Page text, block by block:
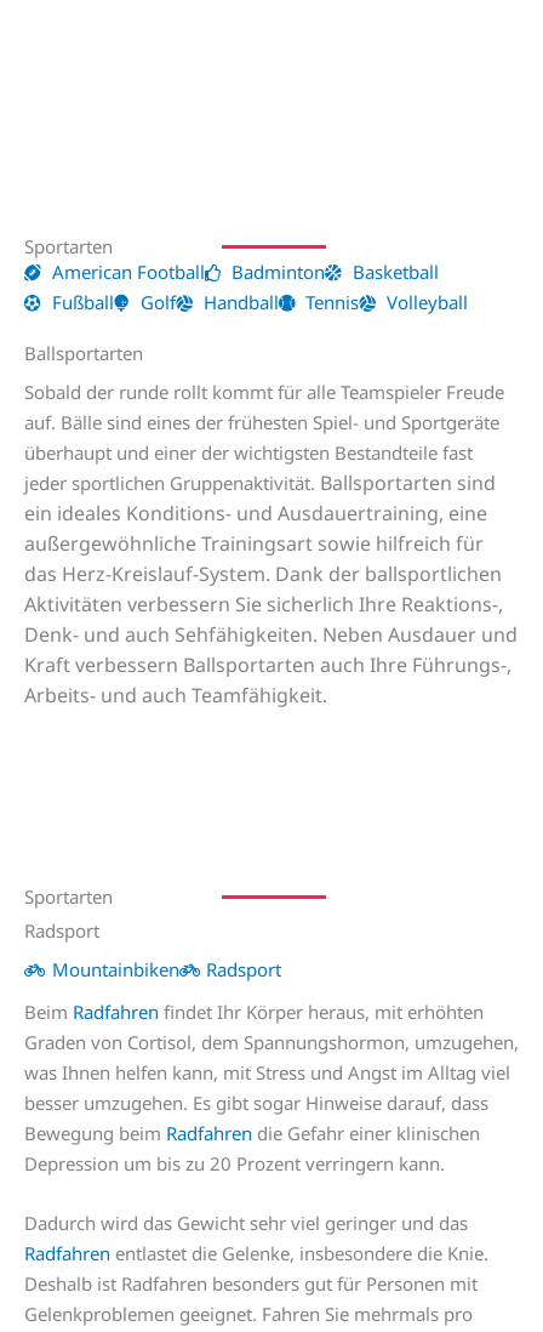
Sportarten
American Football
Badminton
Basketball
Fußball
Golf Handball Tennis Volleyball
Ballsportarten
Sobald der runde rollt kommt für alle Teamspieler Freude
auf. Bälle sind eines der frühesten Spiel- und Sportgeräte
überhaupt und einer der wichtigsten Bestandteile fast
jeder sportlichen Gruppenaktivität. Ballsportarten sind
ein ideales Konditions- und Ausdauertraining, eine
außergewöhnliche Trainingsart sowie hilfreich für
das Herz-Kreislauf-System. Dank der ballsportlichen
Aktivitäten verbessern Sie sicherlich Ihre Reaktions-,
Denk- und auch Sehfähigkeiten. Neben Ausdauer und
Kraft verbessern Ballsportarten auch Ihre Führungs-,
Arbeits- und auch Teamfähigkeit.
Sportarten
Radsport
Mountainbiken
Radsport
Beim Radfahren findet Ihr Körper heraus, mit erhöhten
Graden von Cortisol, dem Spannungshormon, umzugehen,
was Ihnen helfen kann, mit Stress und Angst im Alltag viel
besser umzugehen. Es gibt sogar Hinweise darauf, dass
Bewegung beim Radfahren die Gefahr einer klinischen
Depression um bis zu 20 Prozent verringern kann.
Dadurch wird das Gewicht sehr viel geringer und das
Radfahren entlastet die Gelenke, insbesondere die Knie.
Deshalb ist Radfahren besonders gut für Personen mit
Gelenkproblemen geeignet. Fahren Sie mehrmals pro